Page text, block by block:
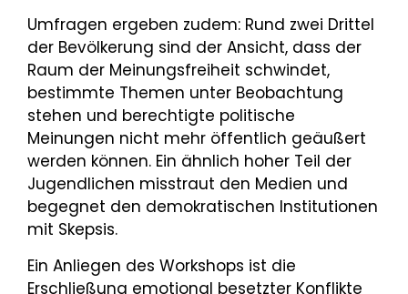
Umfragen ergeben zudem: Rund zwei Drittel
der Bevölkerung sind der Ansicht, dass der
Raum der Meinungsfreiheit schwindet,
bestimmte Themen unter Beobachtung
stehen und berechtigte politische
Meinungen nicht mehr öffentlich geäußert
werden können. Ein ähnlich hoher Teil der
Jugendlichen misstraut den Medien und
begegnet den demokratischen Institutionen
mit Skepsis.
Ein Anliegen des Workshops ist die
Erschließung emotional besetzter Konflikte